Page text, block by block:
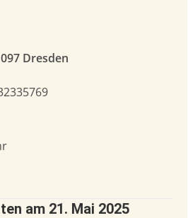
Dresden
am 21. Mai 2025